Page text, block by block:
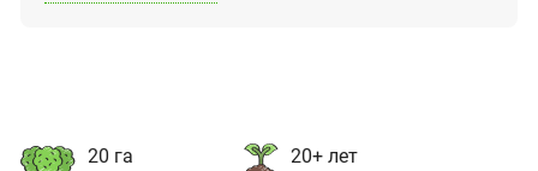
20 га 20+ лет